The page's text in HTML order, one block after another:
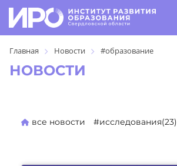
Главная Новости #образование
НОВОСТИ
все новости #исследования(23)